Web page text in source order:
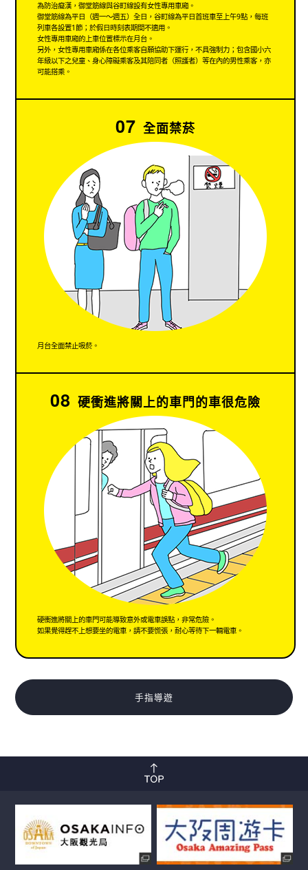
為防治癡漢，御堂筋線與谷町線設有女性專用車廂。
御堂筋線為平日（週一～週五）全日，谷町線為平日首班車至上午9點，每班
列車各設置1節；於假日時刻表期間不適用。
女性專用車廂的上車位置標示在月台。
另外，女性專用車廂係在各位乘客自願協助下運行，不具強制力；包含國小六
年級以下之兒童、身心障礙乘客及其陪同者（照護者）等在內的男性乘客，亦
可能搭乘。
07 全面禁菸
月台全面禁止吸菸。
08 硬衝進將關上的車門的車很危險
硬衝進將關上的車門可能導致意外或電車誤點，非常危險。
如果覺得趕不上想要坐的電車，請不要慌張，耐心等待下一輛電車。
手指導遊